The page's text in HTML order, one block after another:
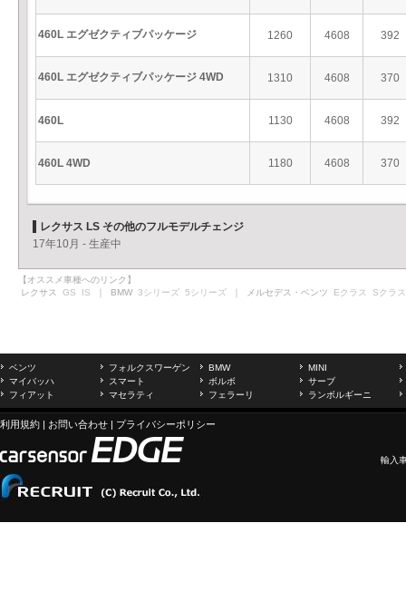
460L エグゼクティブパッケージ 1260 4608 392
460L エグゼクティブパッケージ 4WD 1310 4608 370
460L 1130 4608 392
460L 4WD 1180 4608 370
レクサス LS その他のフルモデルチェンジ
17年10月 - 生産中
【オススメ車種へのリンク】
レクサス GS IS ｜ BMW 3シリーズ 5シリーズ ｜ メルセデス・ベンツ Eクラス Sクラス
ベンツ フォルクスワーゲン BMW
MINI
マイバッハ
スマート ボルボ
サーブ
フィアット
マセラティ フェラーリ ランボルギーニ
利用規約 | お問い合わせ | プライバシーポリシー
輸入